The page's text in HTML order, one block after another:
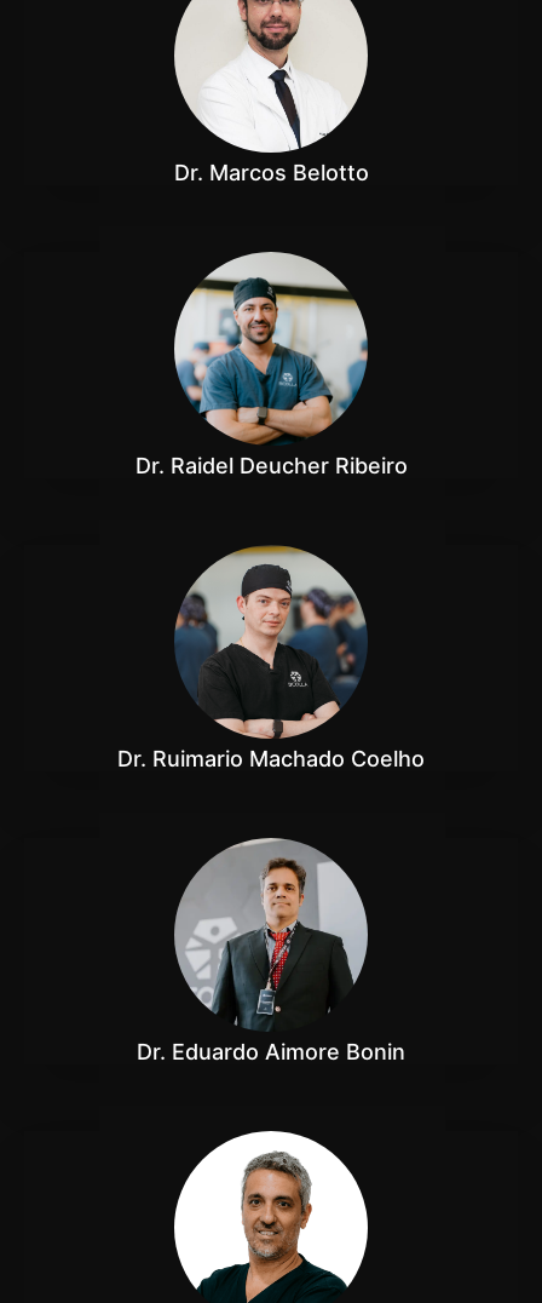
Dr. Marcos Belotto
Dr. Raidel Deucher Ribeiro
Dr. Ruimario Machado Coelho
Dr. Eduardo Aimore Bonin